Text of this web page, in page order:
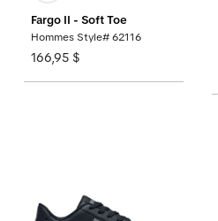
Fargo II - Soft Toe
Hommes Style# 62116
166,95 $